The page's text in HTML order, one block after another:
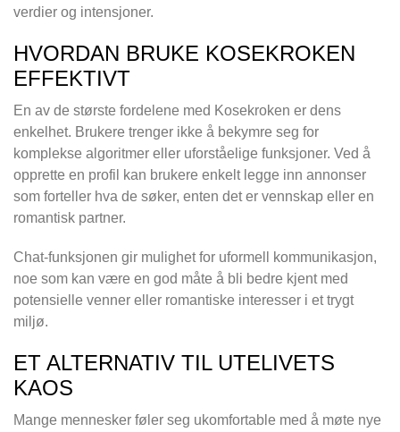
verdier og intensjoner.
HVORDAN BRUKE KOSEKROKEN
EFFEKTIVT
En av de største fordelene med Kosekroken er dens
enkelhet. Brukere trenger ikke å bekymre seg for
komplekse algoritmer eller uforståelige funksjoner. Ved å
opprette en profil kan brukere enkelt legge inn annonser
som forteller hva de søker, enten det er vennskap eller en
romantisk partner.
Chat-funksjonen gir mulighet for uformell kommunikasjon,
noe som kan være en god måte å bli bedre kjent med
potensielle venner eller romantiske interesser i et trygt
miljø.
ET ALTERNATIV TIL UTELIVETS
KAOS
Mange mennesker føler seg ukomfortable med å møte nye